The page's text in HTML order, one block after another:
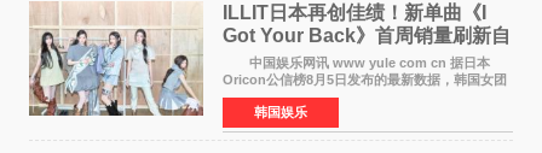
ILLIT日本再创佳绩！新单曲《I
Got Your Back》首周销量刷新自
身纪录
中国娱乐网讯 www yule com cn 据日本
Oricon公信榜8月5日发布的最新数据，韩国女团
ILLIT在日本发行的第二张单曲《I Got Your
Back》首周销量达到71,009张，成功跻身最新一
期周单曲排行
韩国娱乐